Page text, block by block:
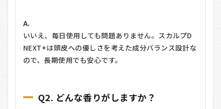
A.
いいえ、毎日使用しても問題ありません。スカルプD
NEXT+は頭皮への優しさを考えた成分バランス設計な
ので、長期使用でも安心です。
Q2. どんな香りがしますか？